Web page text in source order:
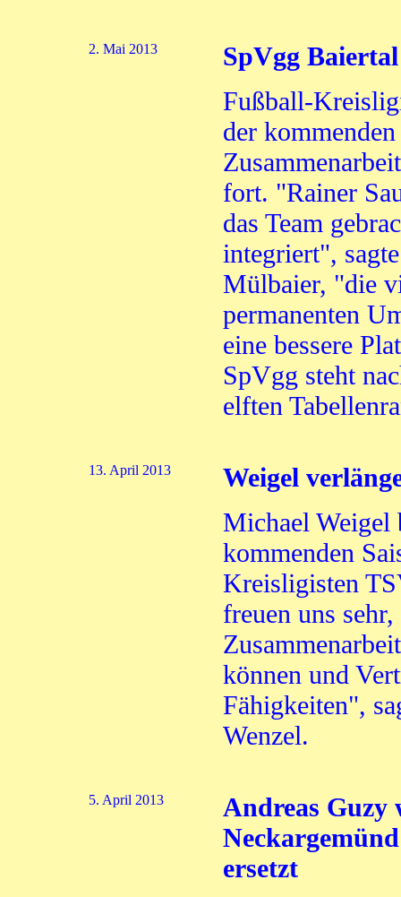
2. Mai 2013
SpVgg
Fußball-
der
fort. "Rainer
das Team
integriert",
Mülbaier, "die
permanenten
eine bessere
SpVgg steht
elften
13. April 2013
Weigel
Michael Weigel
kommenden
Kreisligisten
freuen uns
können und
Fähigkeiten",
Wenzel.
5. April 2013
Andreas Guzy
ersetzt